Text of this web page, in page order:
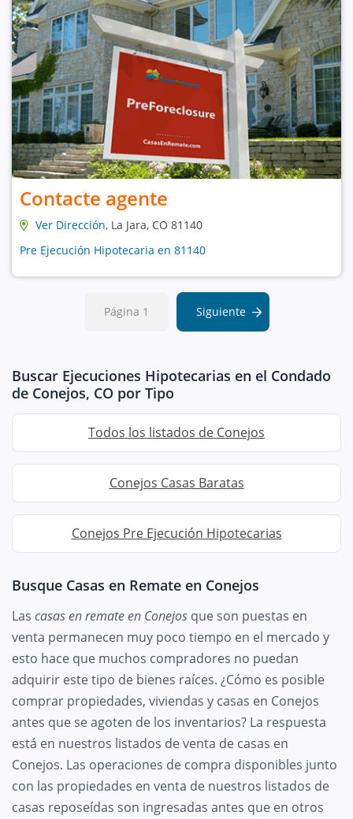
Contacte agente
Ver Dirección, La Jara, CO 81140
Pre Ejecución Hipotecaria en 81140
Página 1 Siguiente
Buscar Ejecuciones Hipotecarias en el Condado
de Conejos, CO por Tipo
Todos los listados de Conejos
Conejos Casas Baratas
Conejos Pre Ejecución Hipotecarias
Busque Casas en Remate en Conejos
Las casas en remate en Conejos que son puestas en
venta permanecen muy poco tiempo en el mercado y
esto hace que muchos compradores no puedan
adquirir este tipo de bienes raíces. ¿Cómo es posible
comprar propiedades, viviendas y casas en Conejos
antes que se agoten de los inventarios? La respuesta
está en nuestros listados de venta de casas en
Conejos. Las operaciones de compra disponibles junto
con las propiedades en venta de nuestros listados de
casas reposeídas son ingresadas antes que en otros